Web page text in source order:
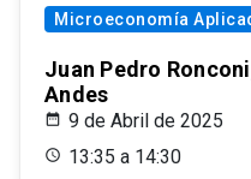
Microeconomía
Juan Pedro
Andes
9 de Abril de 2025
13:35 a 14:30